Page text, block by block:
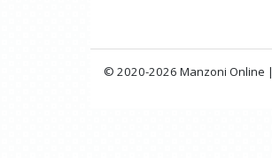
© 2020-2026 Manzoni Online |